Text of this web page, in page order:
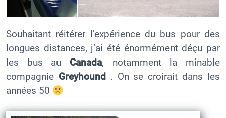
Souhaitant réitérer l’expérience du bus pour des
longues distances, j’ai été énormément déçu par
les bus au Canada, notamment la minable
compagnie Greyhound . On se croirait dans les
années 50